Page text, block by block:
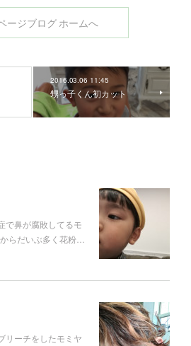
ージブログ ホームへ
2016.03.06 11:45
甥っ子くん初カット
で鼻が腐敗してるモ
らだいぶ多く花粉…
リーチをしたモミヤ